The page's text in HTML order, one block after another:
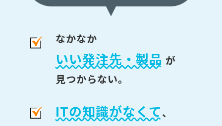
なかなか
いい発注先・製品 が
見つからない。
ITの知識がなくて、